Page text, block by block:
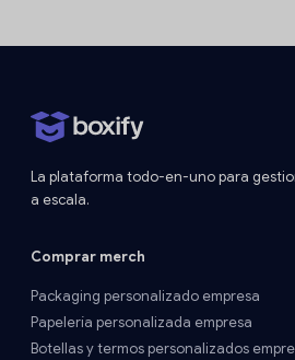
La plataforma todo-en-uno para
a escala.
Comprar merch
Packaging personalizado empresa
Papelería personalizada empresa
Botellas y termos personalizados